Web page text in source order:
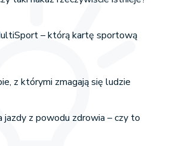
– którą kartę sportową
z którymi zmagają się ludzie
jazdy z powodu zdrowia – czy to